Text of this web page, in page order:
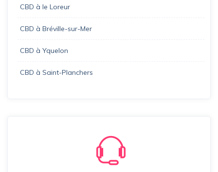
CBD à le Loreur
CBD à Bréville-sur-Mer
CBD à Yquelon
CBD à Saint-Planchers